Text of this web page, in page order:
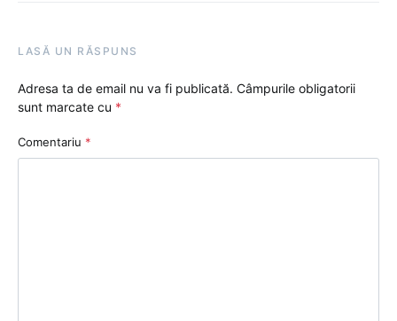
LASĂ UN RĂSPUNS
Adresa ta de email nu va fi publicată. Câmpurile obligatorii
sunt marcate cu *
Comentariu *